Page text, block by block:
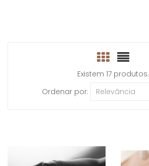
Existem 17 produtos.
Ordenar por:
Relevância